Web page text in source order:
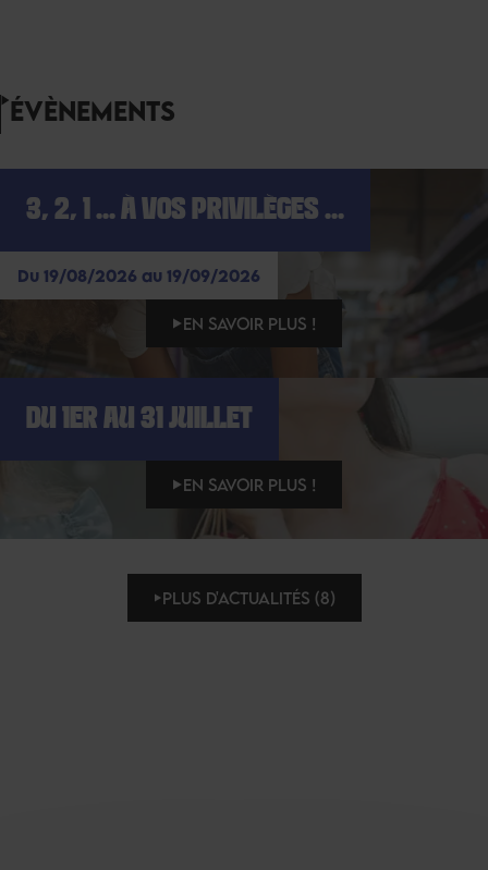
ÉVÈNEMENTS
3, 2, 1 ... À VOS PRIVILÈGES ...
Du 19/08/2026 au 19/09/2026
EN SAVOIR PLUS !
DU 1ER AU 31 JUILLET
EN SAVOIR PLUS !
PLUS D'ACTUALITÉS (8)